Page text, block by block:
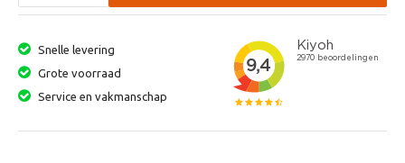
Snelle levering
Grote voorraad
Service en vakmanschap